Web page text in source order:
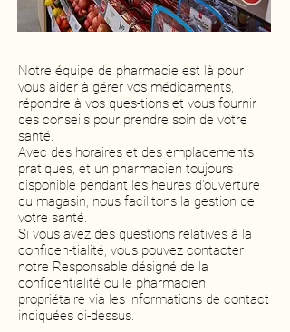
Notre équipe de pharmacie est là pour
vous aider à gérer vos médicaments,
répondre à vos ques-tions et vous fournir
des conseils pour prendre soin de votre
santé.
Avec des horaires et des emplacements
pratiques, et un pharmacien toujours
disponible pendant les heures d'ouverture
du magasin, nous facilitons la gestion de
votre santé.
Si vous avez des questions relatives à la
confiden-tialité, vous pouvez contacter
notre Responsable désigné de la
confidentialité ou le pharmacien
propriétaire via les informations de contact
indiquées ci-dessus.